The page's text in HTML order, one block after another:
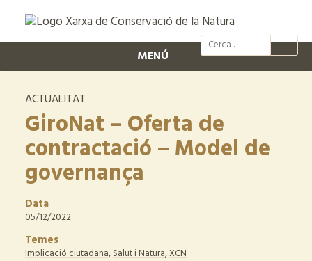
@xcn.cat
MENÚ
ACTUALITAT
GiroNat – Oferta de
contractació – Model de
governança
Data
05/12/2022
Temes
Implicació ciutadana,Salut i Natura,XCN